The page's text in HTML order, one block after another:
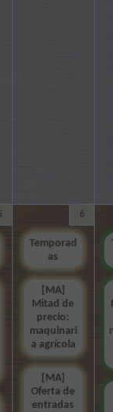
6
Temporad
as
[MA]
Mitad de
precio:
maquinari
a agrícola
[MA]
Oferta de
entradas